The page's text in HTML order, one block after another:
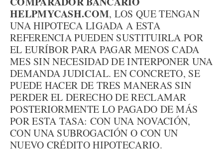
HELPMYCASH.COM, LOS QUE TENGAN
UNA HIPOTECA LIGADA A ESTA
REFERENCIA PUEDEN SUSTITUIRLA POR
EL EURÍBOR PARA PAGAR MENOS CADA
MES SIN NECESIDAD DE INTERPONER UNA
DEMANDA JUDICIAL. EN CONCRETO, SE
PUEDE HACER DE TRES MANERAS SIN
PERDER EL DERECHO DE RECLAMAR
POSTERIORMENTE LO PAGADO DE MÁS
POR ESTA TASA: CON UNA NOVACIÓN,
CON UNA SUBROGACIÓN O CON UN
NUEVO CRÉDITO HIPOTECARIO.